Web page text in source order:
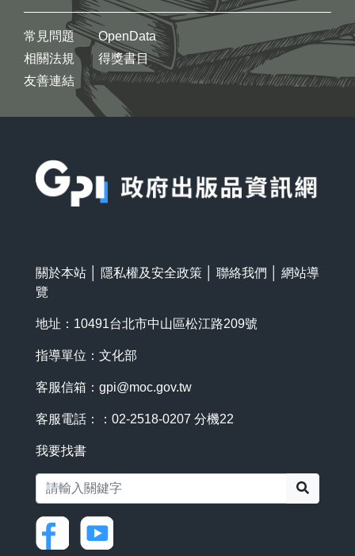
常見問題
相關法規
友善連結
OpenData
得獎書目
關於本站 隱私權及安全政策 聯絡我們
網站導
覽
地址：10491台北市中山區松江路209號
指導單位：文化部
客服信箱： gpi@moc.gov.tw
客服電話：：02-2518-0207 分機22
我要找書